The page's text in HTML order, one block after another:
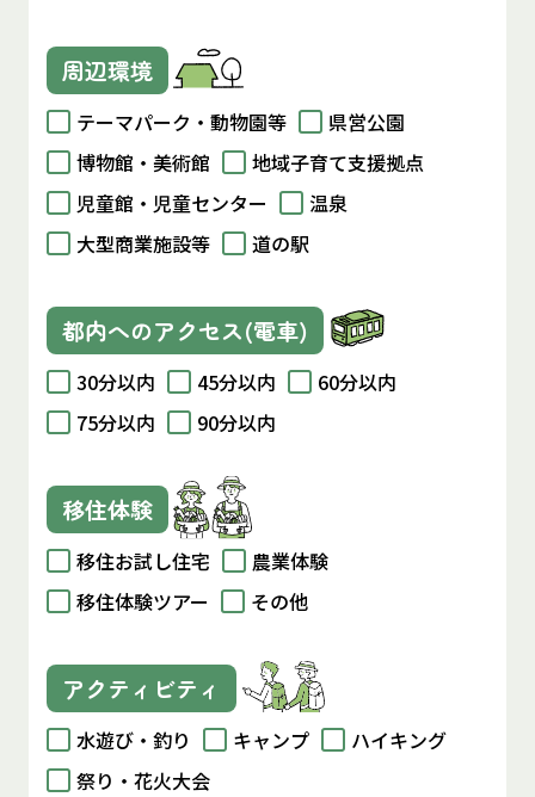
周辺環境
テーマパーク・動物園等
県営公園
博物館・美術館
地域子育て支援拠点
児童館・児童センター
温泉
大型商業施設等
道の駅
都内へのアクセス(電車)
30分以内 45分以内
60分以内
75分以内
90分以内
移住体験
移住お試し住宅
農業体験
移住体験ツアー
その他
アクティビティ
水遊び・釣り キャンプ
ハイキング
祭り・花火大会